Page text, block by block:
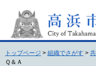
頭
飛
トップページ > 組織でさがす >
Ｑ＆Ａ